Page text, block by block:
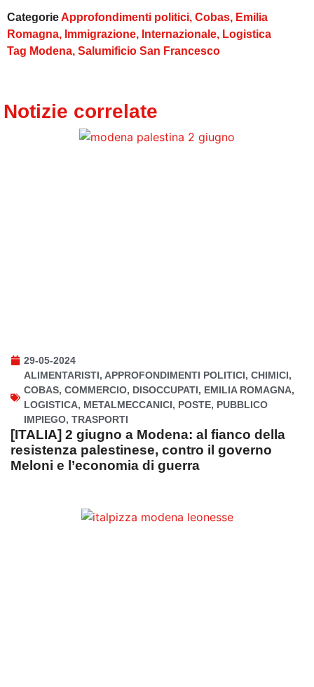
CategorieApprofondimenti politici, Cobas, Emilia
Romagna, Immigrazione, Internazionale, Logistica
Tag Modena, Salumificio San Francesco
Notizie correlate
29-05-2024
ALIMENTARISTI, APPROFONDIMENTI POLITICI, CHIMICI,
COBAS, COMMERCIO, DISOCCUPATI, EMILIA ROMAGNA,
LOGISTICA, METALMECCANICI, POSTE, PUBBLICO
IMPIEGO, TRASPORTI
[ITALIA] 2 giugno a Modena: al fianco della
resistenza palestinese, contro il governo
Meloni e l’economia di guerra